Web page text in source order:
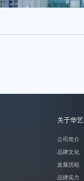
关于华艺
公司简介
品牌文化
发展历程
品牌实力